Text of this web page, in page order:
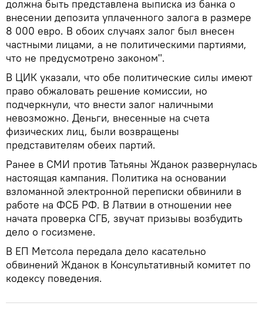
должна быть представлена выписка из банка о
внесении депозита уплаченного залога в размере
8 000 евро. В обоих случаях залог был внесен
частными лицами, а не политическими партиями,
что не предусмотрено законом".
В ЦИК указали, что обе политические силы имеют
право обжаловать решение комиссии, но
подчеркнули, что внести залог наличными
невозможно. Деньги, внесенные на счета
физических лиц, были возвращены
представителям обеих партий.
Ранее в СМИ против Татьяны Жданок развернулась
настоящая кампания. Политика на основании
взломанной электронной переписки обвинили в
работе на ФСБ РФ. В Латвии в отношении нее
начата проверка СГБ, звучат призывы возбудить
дело о госизмене.
В ЕП Метсола передала дело касательно
обвинений Жданок в Консультативный комитет по
кодексу поведения.